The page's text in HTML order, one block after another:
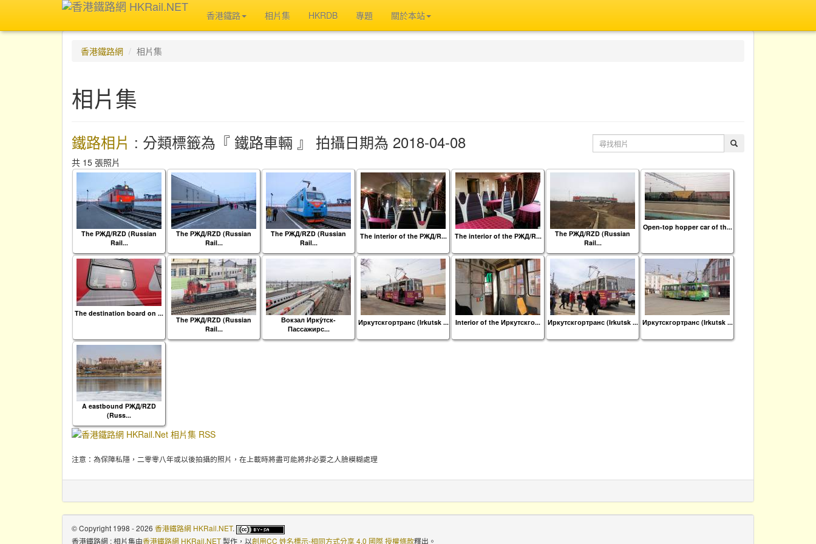
香港鐵路 相片集 HKRDB 專題 關於本站
香港鐵路網 相片集
相片集
鐵路相片 : 分類標籤為『 鐵路車輛 』 拍攝日期為 2018-04-08
共 15 張照片
The РЖД/RZD (Russian
Rail...
The РЖД/RZD (Russian
Rail...
The РЖД/RZD (Russian
Rail...
The interior of the РЖД/R... The interior of the РЖД/R...
The РЖД/RZD (Russian
Rail...
Open-top hopper car of th...
The destination board on ...
The РЖД/RZD (Russian
Rail...
Вокзал Ирку́тск-
Пассажирс...
Иркутскгортранс (Irkutsk ... Interior of the Иркутскго... Иркутскгортранс (Irkutsk ... Иркутскгортранс (Irkutsk ...
A eastbound РЖД/RZD
(Russ...
注意：為保障私隱，二零零八年或以後拍攝的照片，在上載時將盡可能將非必要之人臉模糊處理
© Copyright 1998 - 2026 香港鐵路網 HKRail.NET.
香港鐵路網 : 相片集由香港鐵路網 HKRail.NET製作，以創用CC 姓名標示-相同方式分享 4.0 國際 授權條款釋出。